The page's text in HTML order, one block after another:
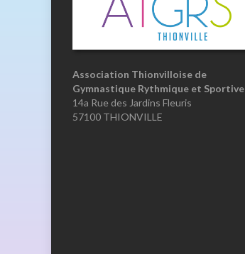
Association Thionvilloise de
Gymnastique Rythmique et Sportive
14a Rue des Jardins Fleuris
57100 THIONVILLE